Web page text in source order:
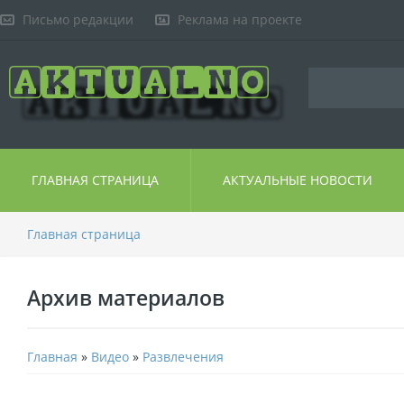
Письмо редакции Реклама на проекте
ГЛАВНАЯ СТРАНИЦА АКТУАЛЬНЫЕ НОВОСТИ
Главная страница
Архив материалов
Главная » Видео » Развлечения